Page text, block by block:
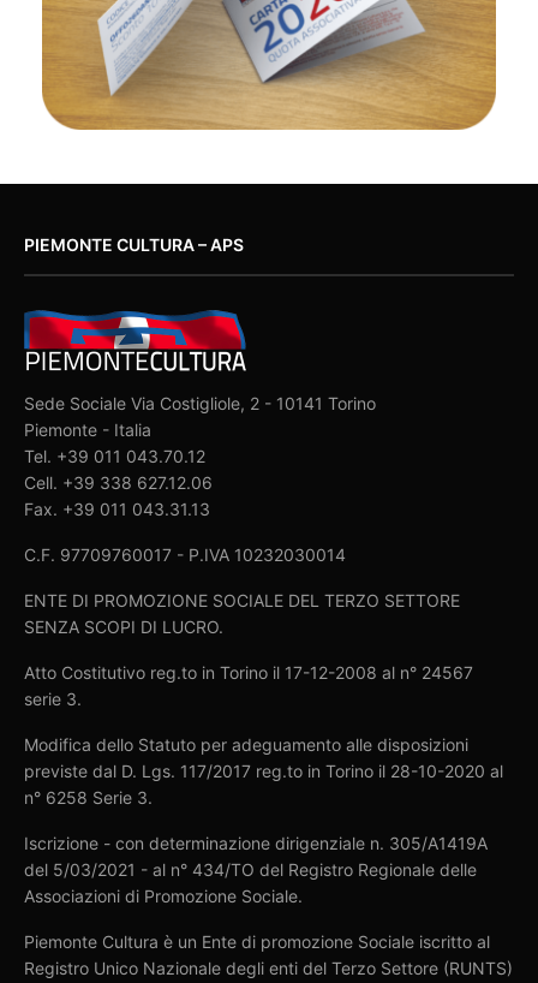
PIEMONTE CULTURA – APS
Sede Sociale Via Costigliole, 2 - 10141 Torino
Piemonte - Italia
Tel. +39 011 043.70.12
Cell. +39 338 627.12.06
Fax. +39 011 043.31.13
C.F. 97709760017 - P.IVA 10232030014
ENTE DI PROMOZIONE SOCIALE DEL TERZO SETTORE
SENZA SCOPI DI LUCRO.
Atto Costitutivo reg.to in Torino il 17-12-2008 al n° 24567
serie 3.
Modifica dello Statuto per adeguamento alle disposizioni
previste dal D. Lgs. 117/2017 reg.to in Torino il 28-10-2020 al
n° 6258 Serie 3.
Iscrizione - con determinazione dirigenziale n. 305/A1419A
del 5/03/2021 - al n° 434/TO del Registro Regionale delle
Associazioni di Promozione Sociale.
Piemonte Cultura è un Ente di promozione Sociale iscritto al
Registro Unico Nazionale degli enti del Terzo Settore (RUNTS)